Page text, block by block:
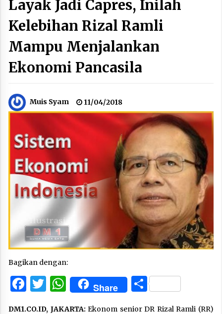
Layak Jadi Capres, Inilah
Kelebihan Rizal Ramli
Mampu Menjalankan
Ekonomi Pancasila
Muis Syam 11/04/2018
Bagikan dengan:
Facebook
Twitter
WhatsApp
Share Share
DM1.CO.ID, JAKARTA: Ekonom senior DR Rizal Ramli (RR)